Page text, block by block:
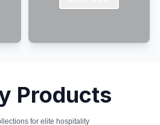
Products
for elite hospitality